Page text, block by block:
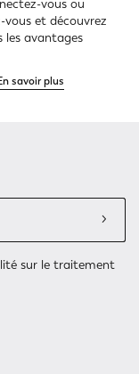
vous ou
vous et découvrez
les avantages
savoir plus
sur le traitement